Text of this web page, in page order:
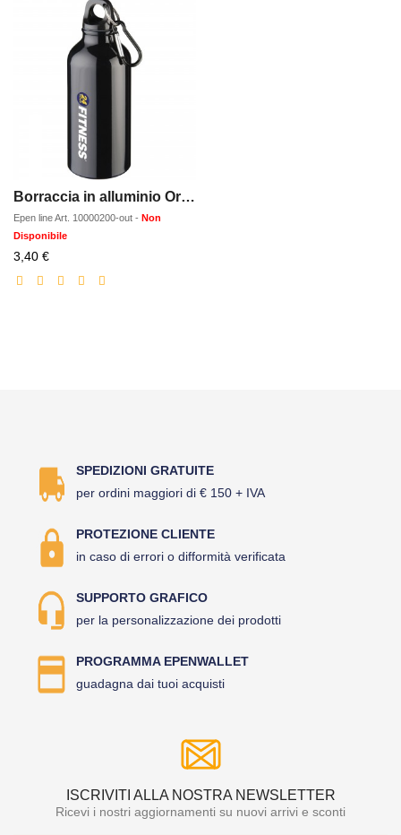
Borraccia in alluminio Oregon con moschettone
Epen lineArt. 10000200-out - Non
Disponibile
3,40 €Prezzo
scontato
SPEDIZIONI GRATUITE
per ordini maggiori di € 150 + IVA
PROTEZIONE CLIENTE
in caso di errori o difformità verificata
SUPPORTO GRAFICO
per la personalizzazione dei prodotti
PROGRAMMA EPENWALLET
guadagna dai tuoi acquisti
ISCRIVITI ALLA NOSTRA NEWSLETTER
Ricevi i nostri aggiornamenti su nuovi arrivi e sconti